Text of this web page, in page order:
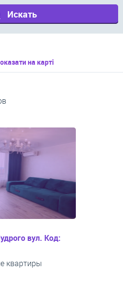
Искать
на карті
вул. Код:
квартиры